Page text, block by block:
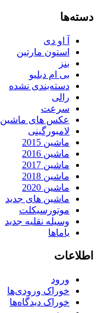
دسته‌ها
آ او دی
استون مارتین
بنز
بی ام دبلیو
دسته‌بندی نشده
رالی
سرعت
عکس های ماشین
لامبورگینی
ماشین 2015
ماشین 2016
ماشین 2017
ماشین 2018
ماشین 2020
ماشین های جدید
موتورسیکلت
وسیله نقلیه جدید
یاماها
اطلاعات
ورود
خوراک ورودی‌ها
خوراک دیدگاه‌ها